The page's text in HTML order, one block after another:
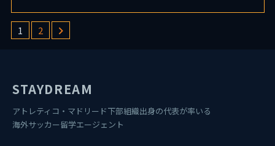
1 2
STAYDREAM
アトレティコ・マドリード下部組織出身の代表が率いる
海外サッカー留学エージェント